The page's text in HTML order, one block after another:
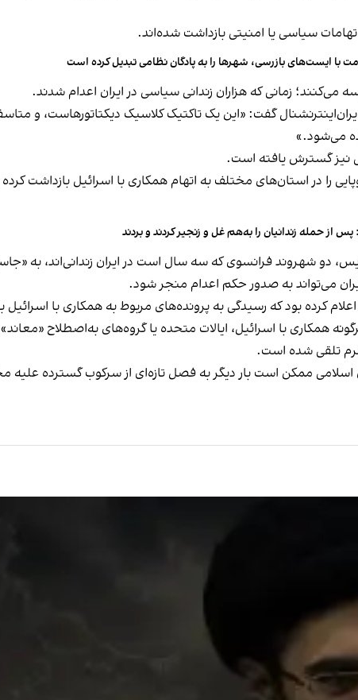
با ایست‌های بازرسی، شهرها را به پادگان نظامی تبدیل کرده است
می‌کنند؛ زمانی که هزاران زندانی سیاسی در ایران اعدام شدند.
گفت: «این یک تاکتیک کلاسیک دیکتاتورهاست، و
نیز گسترش یافته است.
را در استان‌های مختلف به اتهام همکاری با اسرائیل بازداشت
از حمله زندانیان را به‌هم غل و زنجیر کردند و بردند
دو شهروند فرانسوی که سه سال است در ایران زندانی‌اند، به
می‌تواند به صدور حکم اعدام منجر شود.
کرده بود که رسیدگی به پرونده‌های مربوط به همکاری با اسرائیل
همکاری با اسرائیل، ایالات متحده یا گروه‌های به‌اصطلاح
جرم تلقی شده است.
ممکن است بار دیگر به فصل تازه‌ای از سرکوب گسترده علیه